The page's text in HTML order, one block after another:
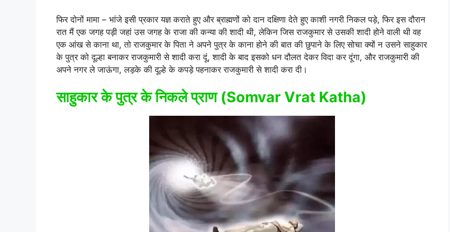
फिर दोनों मामा – भांजे इसी प्रकार यज्ञ कराते हुए और ब्राह्मणों को दान दक्षिणा देते हुए काशी नगरी निकल पड़े, फिर इस दौरान
रात मैं एक जगह पड़ी जहां उस जगह के राजा की कन्या की शादी थी, लेकिन जिस राजकुमार से उसकी शादी होने वाली थी वह
एक आंख से काना था, तो राजकुमार के पिता ने अपने पुत्र के काना होने की बात की छुपाने के लिए सोचा क्यों न उसने साहुकार
के पुत्र को दूल्हा बनाकर राजकुमारी से शादी करा दूं, शादी के बाद इसको धन दौलत देकर विदा कर दूंगा, और राजकुमारी की
अपने नगर ले जाऊंगा, लड़के की दूल्हे के कपड़े पहनाकर राजकुमारी से शादी करा दी।
साहुकार के पुत्र के निकले प्राण (Somvar Vrat Katha)